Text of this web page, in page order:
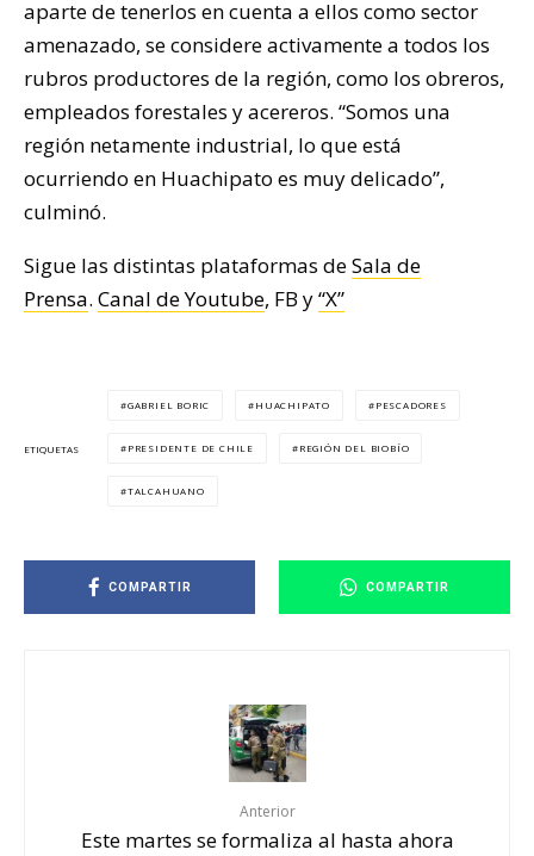
aparte de tenerlos en cuenta a ellos como sector
amenazado, se considere activamente a todos los
rubros productores de la región, como los obreros,
empleados forestales y acereros. “Somos una
región netamente industrial, lo que está
ocurriendo en Huachipato es muy delicado”,
culminó.
Sigue las distintas plataformas deSala de
Prensa. Canal de Youtube, FB y“X”
ETIQUETAS
GABRIEL BORIC HUACHIPATO PESCADORES
PRESIDENTE DE CHILE REGIÓN DEL BIOBÍO
TALCAHUANO
COMPARTIR COMPARTIR
Anterior
Este martes se formaliza al hasta ahora